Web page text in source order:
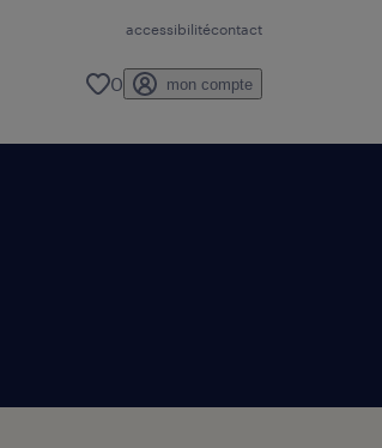
accessibilitécontact
0 mon compte